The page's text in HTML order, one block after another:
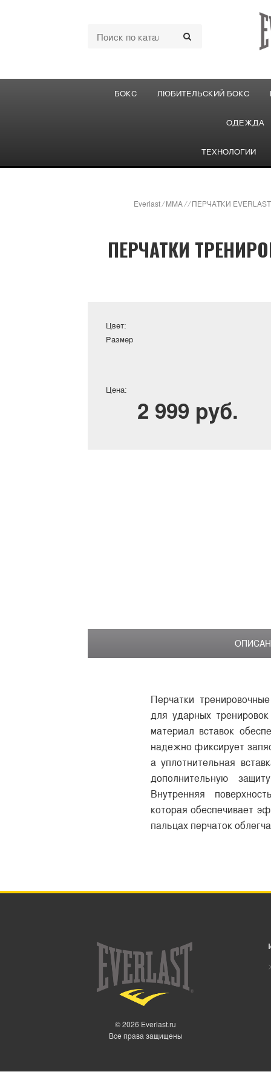
БОКС ЛЮБИТЕЛЬСКИЙ БОКС
ОДЕЖДА
ТЕХНОЛОГИИ
Everlast / ММА / / ПЕРЧАТКИ
ПЕРЧАТКИ
Цвет:
Размер
Цена:
2 999 руб.
Перчатки
для ударных
материал вставок
надежно фиксирует
а уплотнительная
дополнительную
Внутренняя
которая обеспечивает
пальцах перчаток
© 2026 Everlast.ru
Все права защищены